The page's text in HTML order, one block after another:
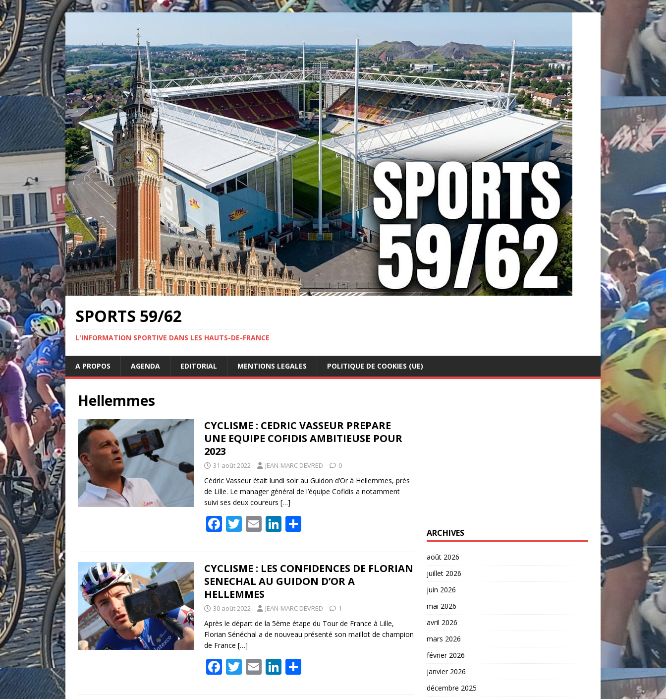
SPORTS 59/62
L'INFORMATION SPORTIVE DANS LES HAUTS-DE-FRANCE
A PROPOS AGENDA EDITORIAL MENTIONS LEGALES POLITIQUE DE COOKIES (UE)
Hellemmes
CYCLISME : CEDRIC VASSEUR PREPARE
UNE EQUIPE COFIDIS AMBITIEUSE POUR
2023
31 août 2022 JEAN-MARC DEVRED 0
Cédric Vasseur était lundi soir au Guidon d’Or à Hellemmes, près
de Lille. Le manager général de l’équipe Cofidis a notamment
suivi ses deux coureurs […]
F
b
o
o
k
T
er
E
l
Li
e
dI
n
g
er
CYCLISME : LES CONFIDENCES DE FLORIAN
SENECHAL AU GUIDON D’OR A
HELLEMMES
30 août 2022 JEAN-MARC DEVRED 1
Après le départ de la 5ème étape du Tour de France à Lille,
Florian Sénéchal a de nouveau présenté son maillot de champion
de France […]
F T E Li
ARCHIVES
août 2026
juillet 2026
juin 2026
mai 2026
avril 2026
mars 2026
février 2026
janvier 2026
décembre 2025